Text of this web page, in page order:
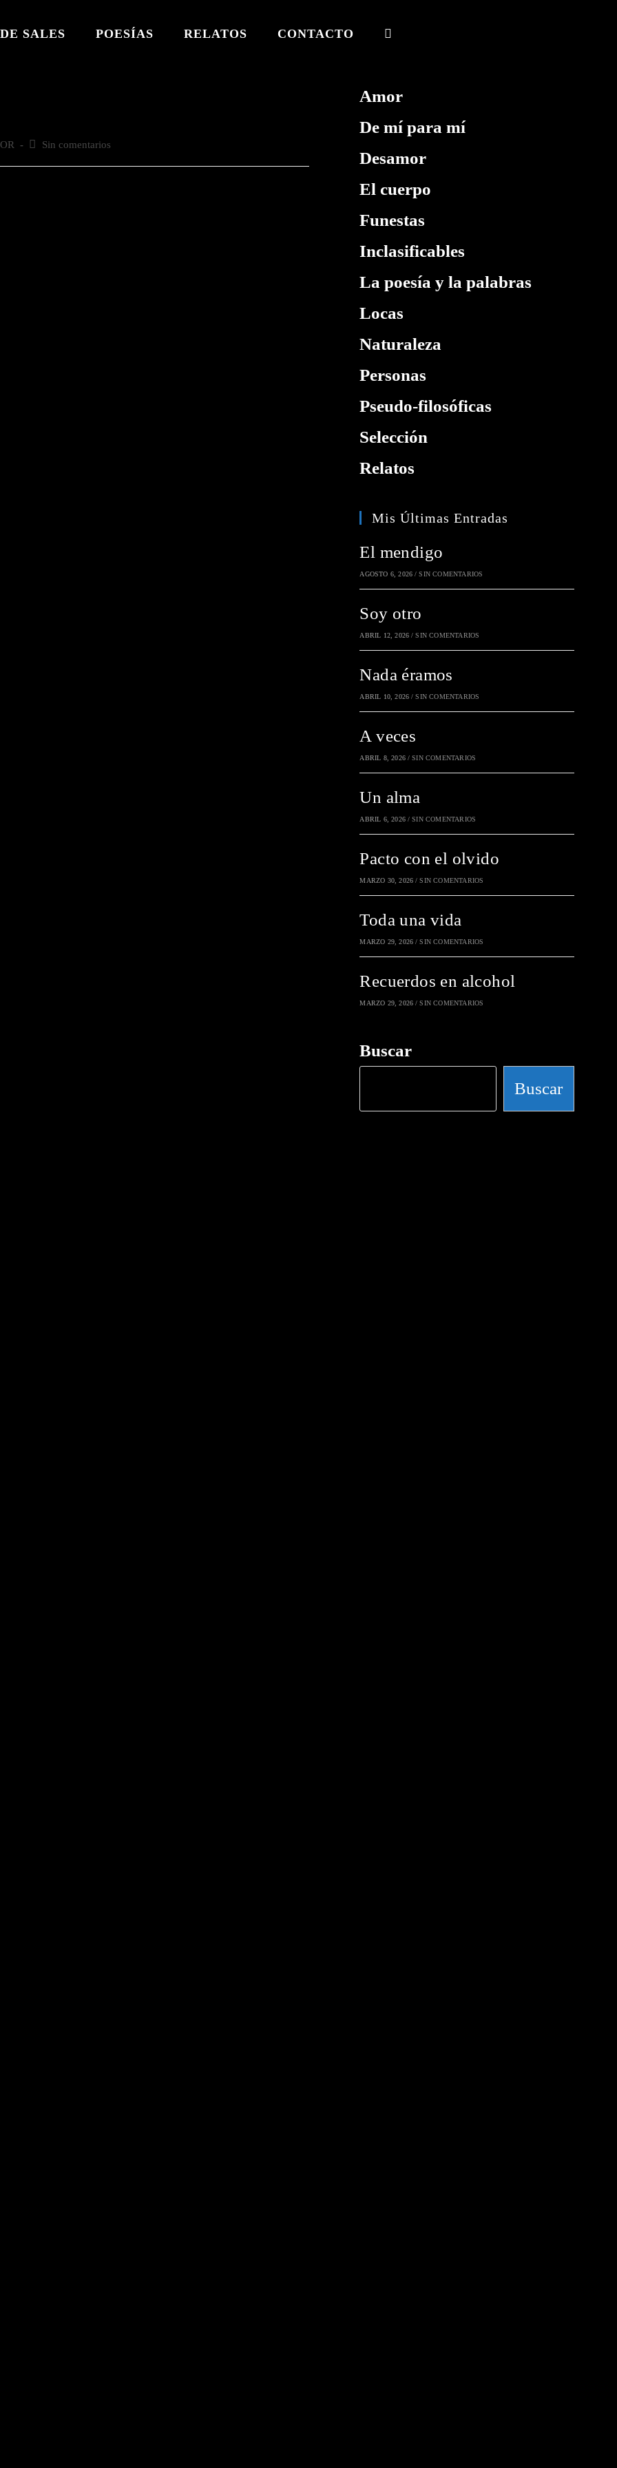
SALES POESÍAS RELATOS CONTACTO ALTERNAR
WEB
Comentarios
Sin comentarios
Amor
De mí para mí
Desamor
El cuerpo
Funestas
Inclasificables
La poesía y la palabras
Locas
Naturaleza
Personas
Pseudo-filosóficas
Selección
Relatos
Mis Últimas Entradas
El mendigo
AGOSTO 6, 2026 / SIN COMENTARIOS
Soy otro
ABRIL 12, 2026 / SIN COMENTARIOS
Nada éramos
ABRIL 10, 2026 / SIN COMENTARIOS
A veces
ABRIL 8, 2026 / SIN COMENTARIOS
Un alma
ABRIL 6, 2026 / SIN COMENTARIOS
Pacto con el olvido
MARZO 30, 2026 / SIN COMENTARIOS
Toda una vida
MARZO 29, 2026 / SIN COMENTARIOS
Recuerdos en alcohol
MARZO 29, 2026 / SIN COMENTARIOS
Buscar
Buscar